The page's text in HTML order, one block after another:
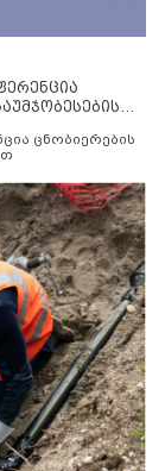
ცნობიერების